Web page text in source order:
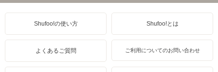
Shufoo!の使い方 Shufoo!とは
よくあるご質問 ご利用についてのお問い合わせ